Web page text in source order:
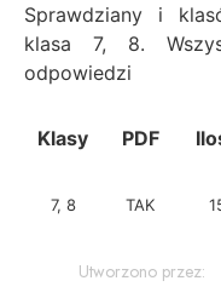
Sprawdziany i
klasa 7, 8.
odpowiedzi
Klasy PDF
7, 8 TAK
Utworzono przez: